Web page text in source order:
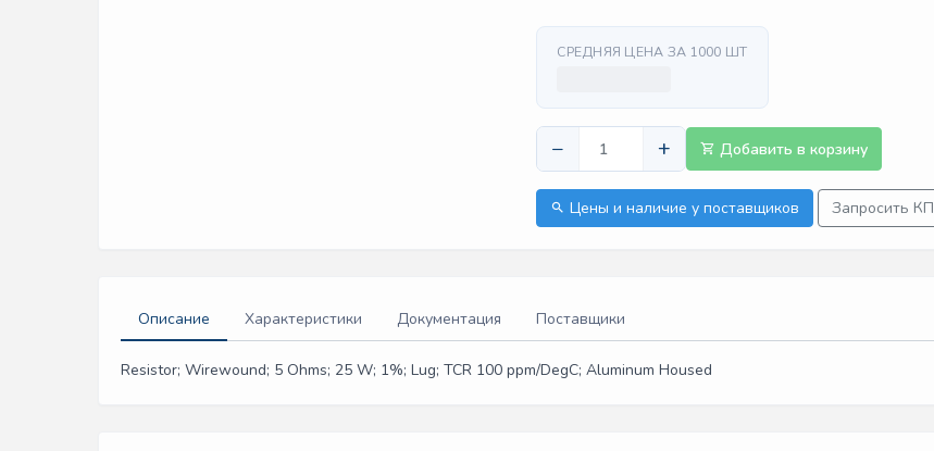
СРЕДНЯЯ ЦЕНА ЗА 1000 ШТ
− + Добавить в корзину
Цены и наличие у поставщиков Запросить КП
Описание Характеристики Документация Поставщики
Resistor; Wirewound; 5 Ohms; 25 W; 1%; Lug; TCR 100 ppm/DegC; Aluminum Housed